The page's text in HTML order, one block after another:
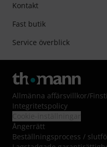
Kontakt
Fast butik
Service överblick
Allmänna affärsvillkor/
Integritetspolicy
Ångerrätt
Beställningsprocess /